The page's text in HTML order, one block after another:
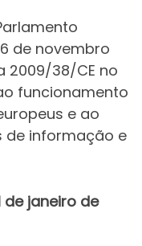
de novembro
2009/38/CE no
funcionamento
e ao
de informação e
de janeiro de